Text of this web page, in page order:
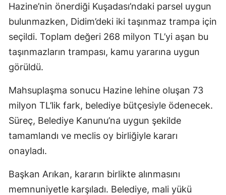
Hazine’nin önerdiği Kuşadası’ndaki parsel uygun
bulunmazken, Didim’deki iki taşınmaz trampa için
seçildi. Toplam değeri 268 milyon TL’yi aşan bu
taşınmazların trampası, kamu yararına uygun
görüldü.
Mahsuplaşma sonucu Hazine lehine oluşan 73
milyon TL’lik fark, belediye bütçesiyle ödenecek.
Süreç, Belediye Kanunu’na uygun şekilde
tamamlandı ve meclis oy birliğiyle kararı
onayladı.
Başkan Arıkan, kararın birlikte alınmasını
memnuniyetle karşıladı. Belediye, mali yükü